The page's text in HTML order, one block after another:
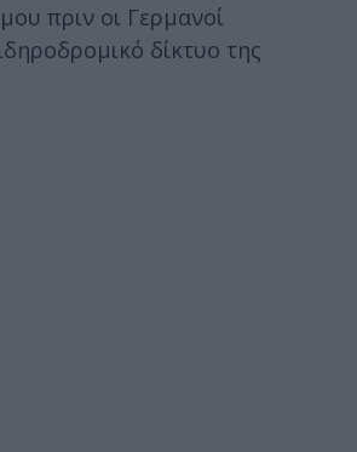
πριν οι Γερμανοί
δίκτυο της